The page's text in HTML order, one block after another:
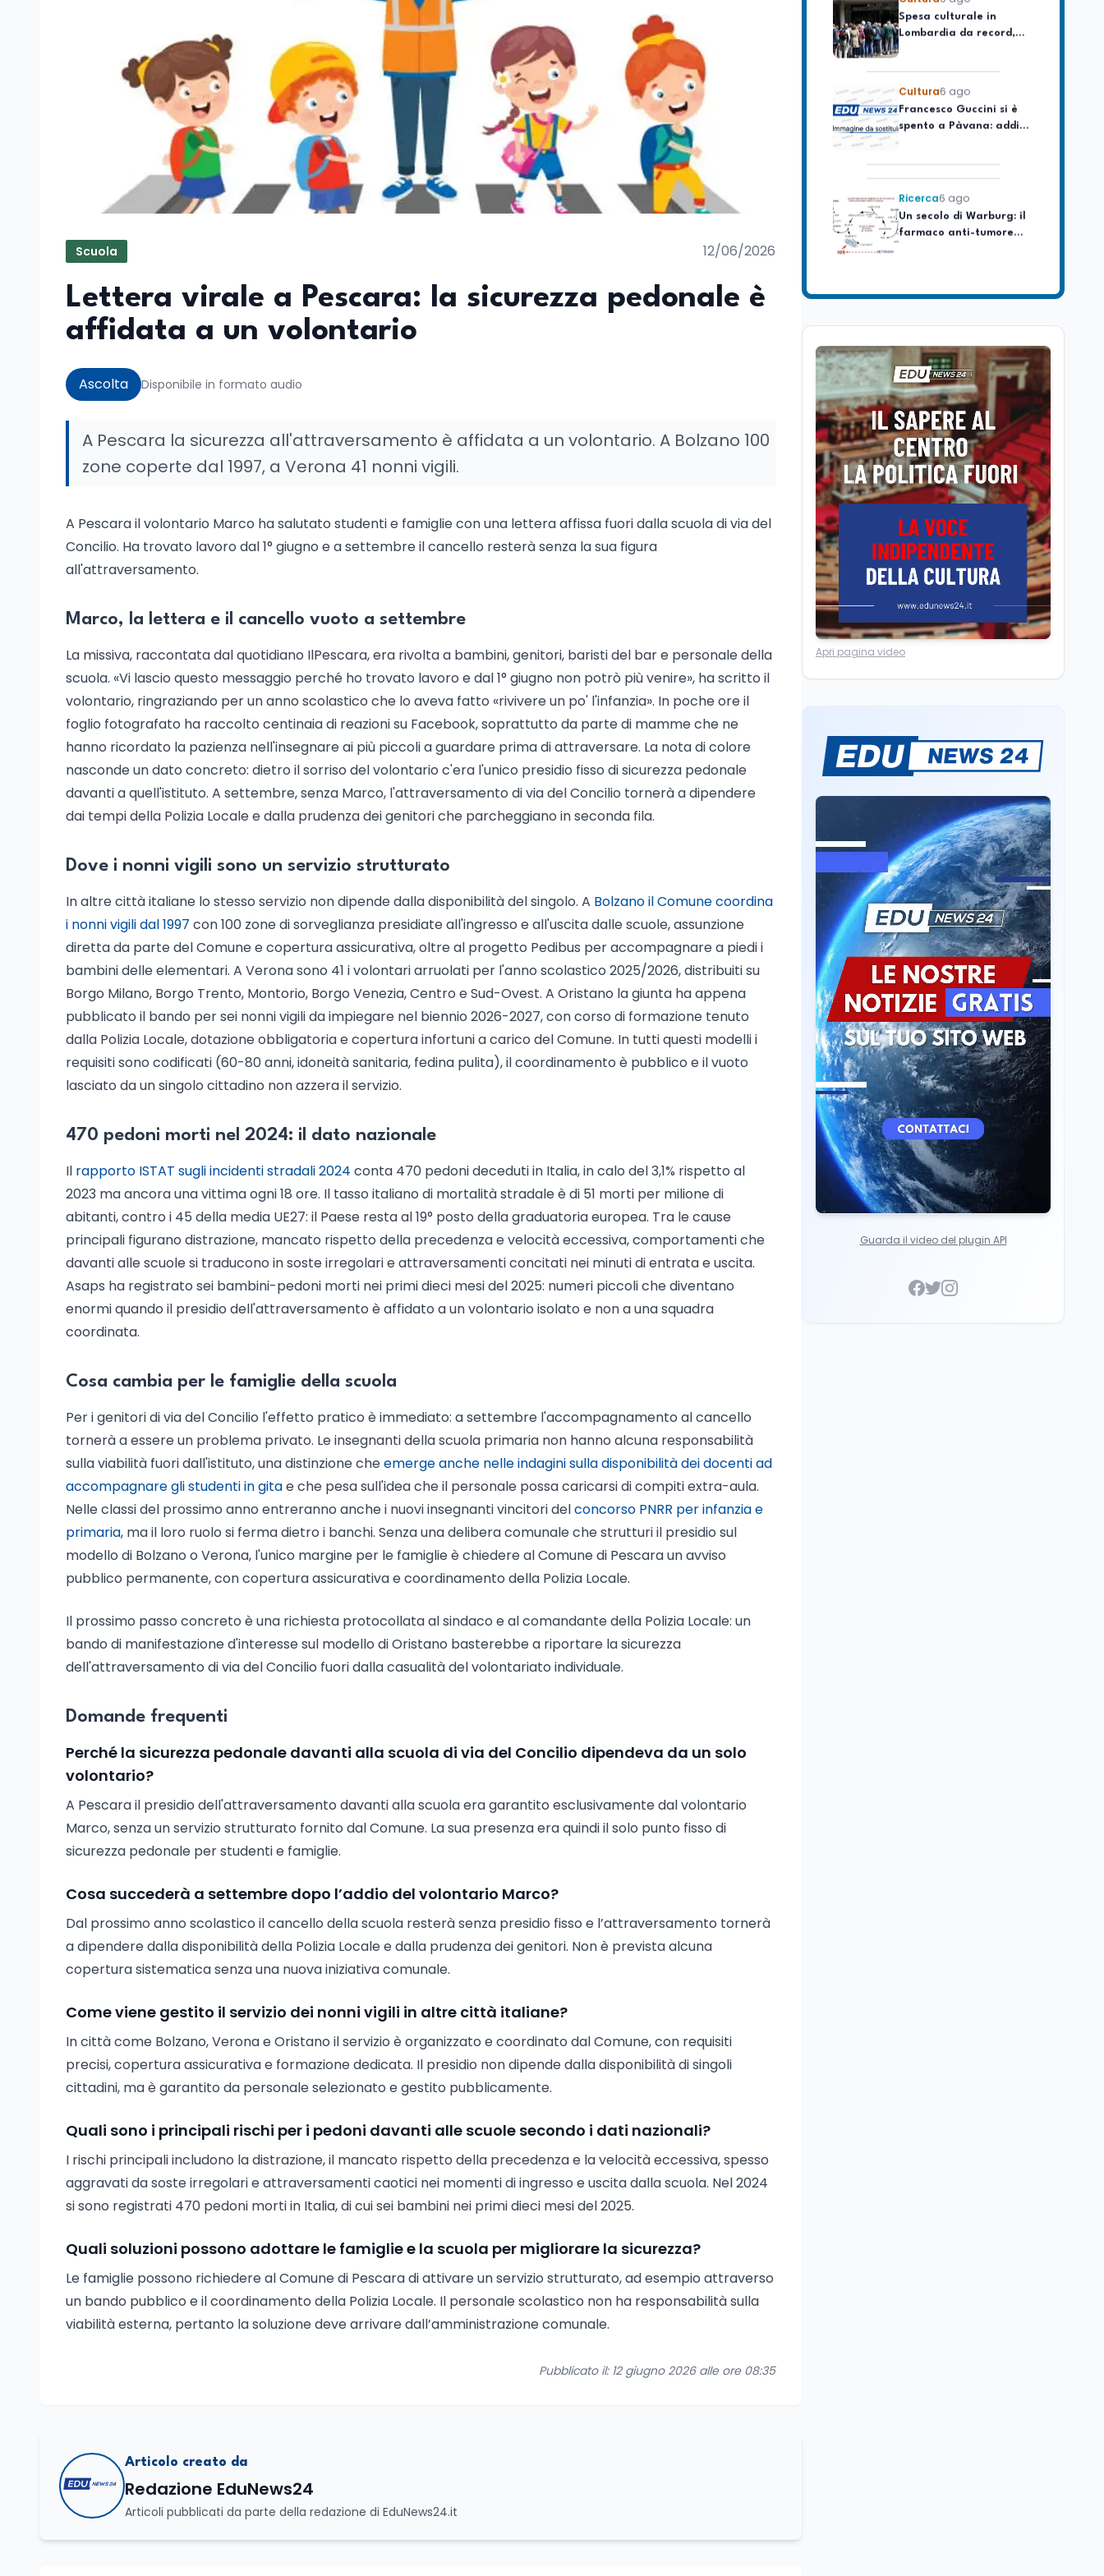
Scuola 12/06/2026
Lettera virale a Pescara: la sicurezza pedonale è
affidata a un volontario
Ascolta Disponibile in formato audio
A Pescara la sicurezza all'attraversamento è affidata a un volontario. A Bolzano 100
zone coperte dal 1997, a Verona 41 nonni vigili.
A Pescara il volontario Marco ha salutato studenti e famiglie con una lettera affissa fuori dalla scuola di via del
Concilio. Ha trovato lavoro dal 1° giugno e a settembre il cancello resterà senza la sua figura
all'attraversamento.
Marco, la lettera e il cancello vuoto a settembre
La missiva, raccontata dal quotidiano IlPescara, era rivolta a bambini, genitori, baristi del bar e personale della
scuola. «Vi lascio questo messaggio perché ho trovato lavoro e dal 1° giugno non potrò più venire», ha scritto il
volontario, ringraziando per un anno scolastico che lo aveva fatto «rivivere un po' l'infanzia». In poche ore il
foglio fotografato ha raccolto centinaia di reazioni su Facebook, soprattutto da parte di mamme che ne
hanno ricordato la pazienza nell'insegnare ai più piccoli a guardare prima di attraversare. La nota di colore
nasconde un dato concreto: dietro il sorriso del volontario c'era l'unico presidio fisso di sicurezza pedonale
davanti a quell'istituto. A settembre, senza Marco, l'attraversamento di via del Concilio tornerà a dipendere
dai tempi della Polizia Locale e dalla prudenza dei genitori che parcheggiano in seconda fila.
Dove i nonni vigili sono un servizio strutturato
In altre città italiane lo stesso servizio non dipende dalla disponibilità del singolo. A Bolzano il Comune coordina
i nonni vigili dal 1997 con 100 zone di sorveglianza presidiate all'ingresso e all'uscita dalle scuole, assunzione
diretta da parte del Comune e copertura assicurativa, oltre al progetto Pedibus per accompagnare a piedi i
bambini delle elementari. A Verona sono 41 i volontari arruolati per l'anno scolastico 2025/2026, distribuiti su
Borgo Milano, Borgo Trento, Montorio, Borgo Venezia, Centro e Sud-Ovest. A Oristano la giunta ha appena
pubblicato il bando per sei nonni vigili da impiegare nel biennio 2026-2027, con corso di formazione tenuto
dalla Polizia Locale, dotazione obbligatoria e copertura infortuni a carico del Comune. In tutti questi modelli i
requisiti sono codificati (60-80 anni, idoneità sanitaria, fedina pulita), il coordinamento è pubblico e il vuoto
lasciato da un singolo cittadino non azzera il servizio.
470 pedoni morti nel 2024: il dato nazionale
Il rapporto ISTAT sugli incidenti stradali 2024 conta 470 pedoni deceduti in Italia, in calo del 3,1% rispetto al
2023 ma ancora una vittima ogni 18 ore. Il tasso italiano di mortalità stradale è di 51 morti per milione di
abitanti, contro i 45 della media UE27: il Paese resta al 19° posto della graduatoria europea. Tra le cause
principali figurano distrazione, mancato rispetto della precedenza e velocità eccessiva, comportamenti che
davanti alle scuole si traducono in soste irregolari e attraversamenti concitati nei minuti di entrata e uscita.
Asaps ha registrato sei bambini-pedoni morti nei primi dieci mesi del 2025: numeri piccoli che diventano
enormi quando il presidio dell'attraversamento è affidato a un volontario isolato e non a una squadra
coordinata.
Cosa cambia per le famiglie della scuola
Per i genitori di via del Concilio l'effetto pratico è immediato: a settembre l'accompagnamento al cancello
tornerà a essere un problema privato. Le insegnanti della scuola primaria non hanno alcuna responsabilità
sulla viabilità fuori dall'istituto, una distinzione cheemerge anche nelle indagini sulla disponibilità dei docenti ad
accompagnare gli studenti in gitae che pesa sull'idea che il personale possa caricarsi di compiti extra-aula.
Nelle classi del prossimo anno entreranno anche i nuovi insegnanti vincitori delconcorso PNRR per infanzia e
primaria, ma il loro ruolo si ferma dietro i banchi. Senza una delibera comunale che strutturi il presidio sul
modello di Bolzano o Verona, l'unico margine per le famiglie è chiedere al Comune di Pescara un avviso
pubblico permanente, con copertura assicurativa e coordinamento della Polizia Locale.
Il prossimo passo concreto è una richiesta protocollata al sindaco e al comandante della Polizia Locale: un
bando di manifestazione d'interesse sul modello di Oristano basterebbe a riportare la sicurezza
dell'attraversamento di via del Concilio fuori dalla casualità del volontariato individuale.
Domande frequenti
Perché la sicurezza pedonale davanti alla scuola di via del Concilio dipendeva da un solo
volontario?
A Pescara il presidio dell'attraversamento davanti alla scuola era garantito esclusivamente dal volontario
Marco, senza un servizio strutturato fornito dal Comune. La sua presenza era quindi il solo punto fisso di
sicurezza pedonale per studenti e famiglie.
Cosa succederà a settembre dopo l’addio del volontario Marco?
Dal prossimo anno scolastico il cancello della scuola resterà senza presidio fisso e l’attraversamento tornerà
a dipendere dalla disponibilità della Polizia Locale e dalla prudenza dei genitori. Non è prevista alcuna
copertura sistematica senza una nuova iniziativa comunale.
Come viene gestito il servizio dei nonni vigili in altre città italiane?
In città come Bolzano, Verona e Oristano il servizio è organizzato e coordinato dal Comune, con requisiti
precisi, copertura assicurativa e formazione dedicata. Il presidio non dipende dalla disponibilità di singoli
cittadini, ma è garantito da personale selezionato e gestito pubblicamente.
Quali sono i principali rischi per i pedoni davanti alle scuole secondo i dati nazionali?
I rischi principali includono la distrazione, il mancato rispetto della precedenza e la velocità eccessiva, spesso
aggravati da soste irregolari e attraversamenti caotici nei momenti di ingresso e uscita dalla scuola. Nel 2024
si sono registrati 470 pedoni morti in Italia, di cui sei bambini nei primi dieci mesi del 2025.
Quali soluzioni possono adottare le famiglie e la scuola per migliorare la sicurezza?
Le famiglie possono richiedere al Comune di Pescara di attivare un servizio strutturato, ad esempio attraverso
un bando pubblico e il coordinamento della Polizia Locale. Il personale scolastico non ha responsabilità sulla
viabilità esterna, pertanto la soluzione deve arrivare dall’amministrazione comunale.
Pubblicato il: 12 giugno 2026 alle ore 08:35
Articolo creato da
Redazione EduNews24
Articoli pubblicati da parte della redazione di EduNews24.it
Lombardia da record,
ma la voragine Nord-
Cultura6 ago
Francesco Guccini si è
spento a Pàvana: addio
al Maestrone
Ricerca6 ago
Un secolo di Warburg: il
farmaco anti-tumore
che accende la glicolisi
Scuola6 ago
Posizioni economiche
ATA: la matematica
degli arretrati fino a
4.150 euro
Cultura6 ago
Spesa culturale in
Lombardia da record,
ma la voragine Nord-
Sud triplica
Cultura6 ago
Francesco Guccini si è
spento a Pàvana: addio
Ricerca6 ago
Un secolo di Warburg: il
Ricerca
Il rivelatore che 'vede' i
reattori spenti
Scuola6 ago
Posizioni economiche
ATA: la matematica
degli arretrati fino a
4.150 euro
Cultura6 ago
Spesa culturale in
Lombardia da record,
ma la voragine Nord-
Sud triplica
Cultura 6 ago
Francesco Guccini si è
spento a Pàvana: addio
al Maestrone
Apri pagina video
Guarda il video del plugin API